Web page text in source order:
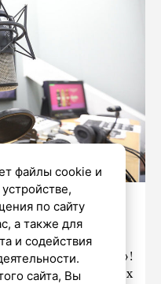
«ПДкаста»!
событиях
файлы cookie и
по сайту
а также для
и содействия
сайта, Вы